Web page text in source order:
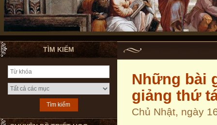
TÌM KIẾM
Những bài
giảng thứ
Chủ Nhật, ngày